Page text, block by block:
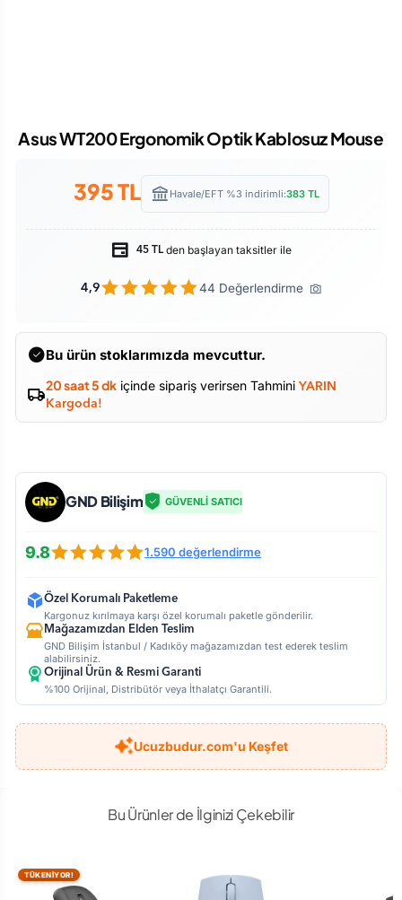
Asus WT200 Ergonomik Optik Kablosuz Mouse
395TL Havale/EFT %3 indirimli:383TL
45 TL den başlayan taksitler ile
4,9 44 Değerlendirme
Bu ürün stoklarımızda mevcuttur.
20 saat 5 dk içinde sipariş verirsen Tahmini YARIN
Kargoda!
GND Bilişim GÜVENLİ SATICI
9.8 1.590 değerlendirme
Özel Korumalı Paketleme
Kargonuz kırılmaya karşı özel korumalı paketle gönderilir.
Mağazamızdan Elden Teslim
GND Bilişim İstanbul / Kadıköy mağazamızdan test ederek teslim
alabilirsiniz.
Orijinal Ürün & Resmi Garanti
%100 Orijinal, Distribütör veya İthalatçı Garantili.
Ucuzbudur.com'u Keşfet
Bu Ürünler de İlginizi Çekebilir
TÜKENİYOR!